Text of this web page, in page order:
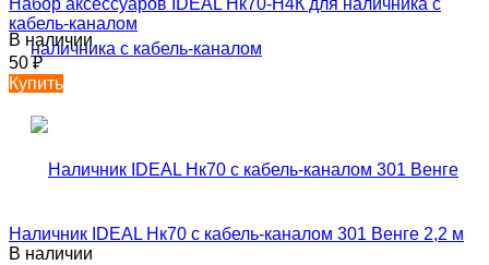
кабель-каналом
В наличии
50₽
Купить
Наличник IDEAL Нк70 с кабель-каналом 301 Венге 2,2 м
В наличии